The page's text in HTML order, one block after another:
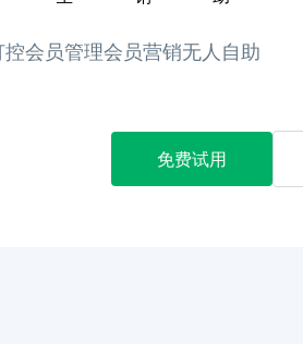
控会员管理会员营销无人自助
免费试用